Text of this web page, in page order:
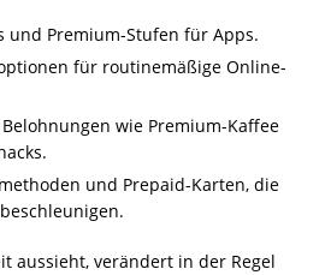
und Premium-Stufen für Apps.
für routinemäßige Online-
wie Premium-Kaffee
und Prepaid-Karten, die
aussieht, verändert in der Regel